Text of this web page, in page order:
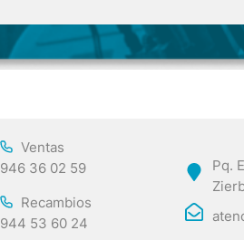
Ventas
946 36 02 59
Recambios
944 53 60 24
Pq.